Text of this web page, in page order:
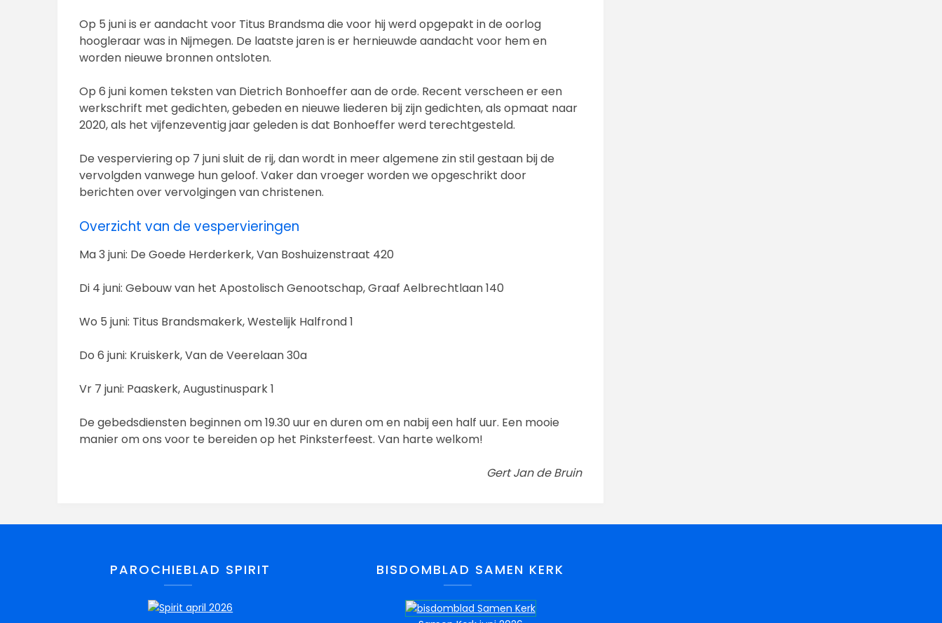
Op 5 juni is er aandacht voor Titus Brandsma die voor hij werd opgepakt in de oorlog
hoogleraar was in Nijmegen. De laatste jaren is er hernieuwde aandacht voor hem en
worden nieuwe bronnen ontsloten.
Op 6 juni komen teksten van Dietrich Bonhoeffer aan de orde. Recent verscheen er een
werkschrift met gedichten, gebeden en nieuwe liederen bij zijn gedichten, als opmaat naar
2020, als het vijfenzeventig jaar geleden is dat Bonhoeffer werd terechtgesteld.
De vesperviering op 7 juni sluit de rij, dan wordt in meer algemene zin stil gestaan bij de
vervolgden vanwege hun geloof. Vaker dan vroeger worden we opgeschrikt door
berichten over vervolgingen van christenen.
Overzicht van de vespervieringen
Ma 3 juni: De Goede Herderkerk, Van Boshuizenstraat 420
Di 4 juni: Gebouw van het Apostolisch Genootschap, Graaf Aelbrechtlaan 140
Wo 5 juni: Titus Brandsmakerk, Westelijk Halfrond 1
Do 6 juni: Kruiskerk, Van de Veerelaan 30a
Vr 7 juni: Paaskerk, Augustinuspark 1
De gebedsdiensten beginnen om 19.30 uur en duren om en nabij een half uur. Een mooie
manier om ons voor te bereiden op het Pinksterfeest. Van harte welkom!
Gert Jan de Bruin
PAROCHIEBLAD SPIRIT BISDOMBLAD SAMEN KERK